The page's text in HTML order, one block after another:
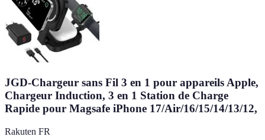
JGD-Chargeur sans Fil 3 en 1 pour appareils Apple,
Chargeur Induction, 3 en 1 Station de Charge
Rapide pour Magsafe iPhone 17/Air/16/15/14/13/12,
Rakuten FR